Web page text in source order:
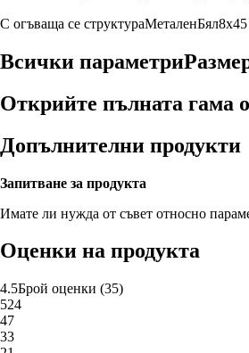
С огъваща се структураМеталенБял
Всички параметри
Открийте пълната гама
Допълнителни продукти
Запитване за продукта
Имате ли нужда от съвет относно
Оценки на продукта
4.5Брой оценки (35)
524
47
33